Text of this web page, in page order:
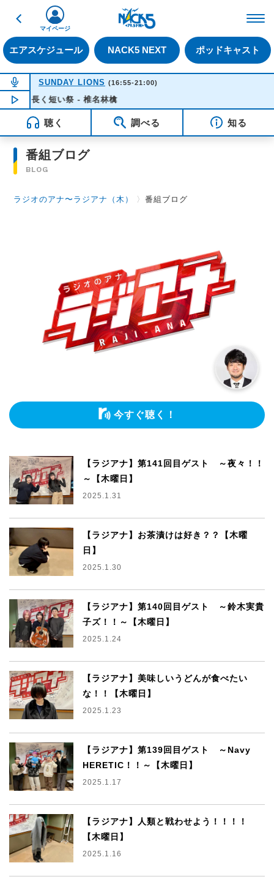
戻る
エアスケジュール NACK5 NEXT ポッドキャスト
マイページ
NOW ON AIR
SUNDAY LIONS (16:55-21:00)
NOW PLAYING16:35
長く短い祭 - 椎名林檎
聴く 調べる 知る
番組ブログ
BLOG
ラジオのアナ〜ラジアナ（木） 〉番組ブログ
今すぐ聴く！
【ラジアナ】第141回目ゲスト ～夜々！！
～【木曜日】
2025.1.31
【ラジアナ】お茶漬けは好き？？【木曜
日】
2025.1.30
【ラジアナ】第140回目ゲスト ～鈴木実貴
子ズ！！～【木曜日】
2025.1.24
【ラジアナ】美味しいうどんが食べたい
な！！【木曜日】
2025.1.23
【ラジアナ】第139回目ゲスト ～Navy
HERETIC！！～【木曜日】
2025.1.17
【ラジアナ】人類と戦わせよう！！！！
【木曜日】
2025.1.16